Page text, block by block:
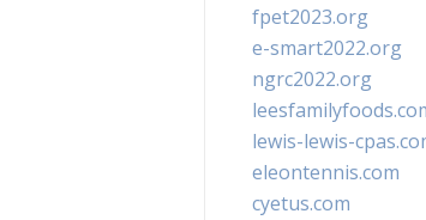
fpet2023.org
e-smart2022.org
ngrc2022.org
lewis-lewis-
eleontennis.com
cyetus.com